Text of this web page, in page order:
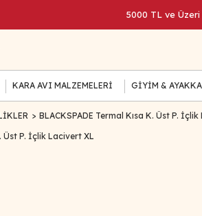
5000 TL ve Üzeri
KARA AVI MALZEMELERİ GİYİM &
BLACKSPADE Termal Kısa K. Üst P.